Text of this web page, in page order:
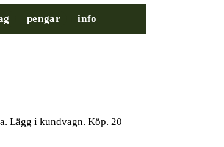
pengar info
Lägg i kundvagn. Köp. 20